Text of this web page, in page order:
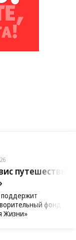
путешествий
поддержит
фонд
Жизни»